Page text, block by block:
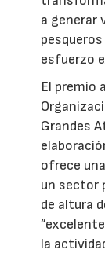
a generar
esfuerzo
El premio
Grandes
ofrece
un sector
de altura
la